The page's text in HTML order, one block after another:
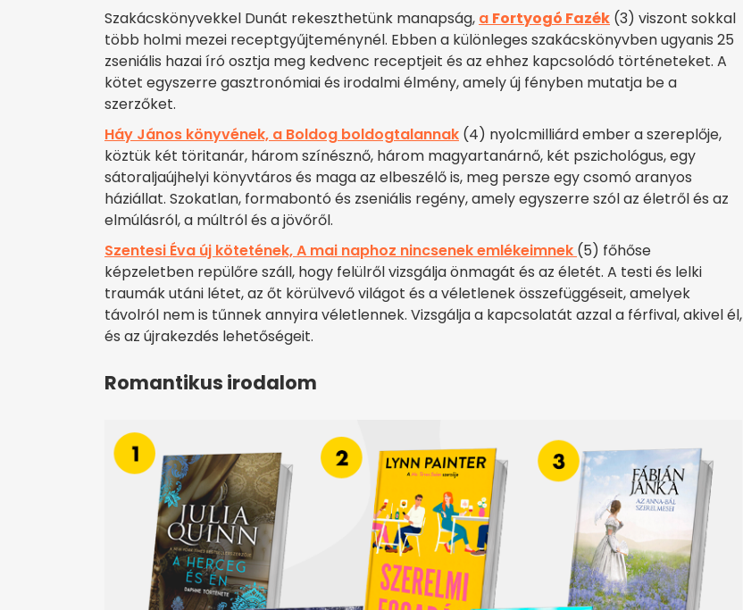
Szakácskönyvekkel Dunát rekeszthetünk manapság, a Fortyogó Fazék (3) viszont sokkal
több holmi mezei receptgyűjteménynél. Ebben a különleges szakácskönyvben ugyanis 25
zseniális hazai író osztja meg kedvenc receptjeit és az ehhez kapcsolódó történeteket. A
kötet egyszerre gasztronómiai és irodalmi élmény, amely új fényben mutatja be a
szerzőket.
Háy János könyvének, a Boldog boldogtalannak (4) nyolcmilliárd ember a szereplője,
köztük két töritanár, három színésznő, három magyartanárnő, két pszichológus, egy
sátoraljaújhelyi könyvtáros és maga az elbeszélő is, meg persze egy csomó aranyos
háziállat. Szokatlan, formabontó és zseniális regény, amely egyszerre szól az életről és az
elmúlásról, a múltról és a jövőről.
Szentesi Éva új kötetének, A mai naphoz nincsenek emlékeimnek (5) főhőse
képzeletben repülőre száll, hogy felülről vizsgálja önmagát és az életét. A testi és lelki
traumák utáni létet, az őt körülvevő világot és a véletlenek összefüggéseit, amelyek
távolról nem is tűnnek annyira véletlennek. Vizsgálja a kapcsolatát azzal a férfival, akivel él,
és az újrakezdés lehetőségeit.
Romantikus irodalom